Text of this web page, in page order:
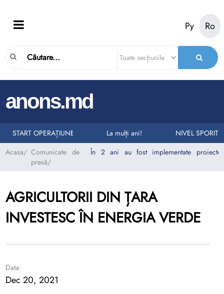
Ру Ro
anons.md
LA NUMĂRUL UNIC DE URGENȚĂ 112
AUTO
START OPERAȚIUNEA „TAXI” La mulți ani!
NIVEL SPORIT
Acasa/ Comunicate de
presă/
În 2 ani au fost implementate
AGRICULTORII DIN ȚARA
INVESTESC ÎN ENERGIA VERDE
Data:
Dec 20, 2021